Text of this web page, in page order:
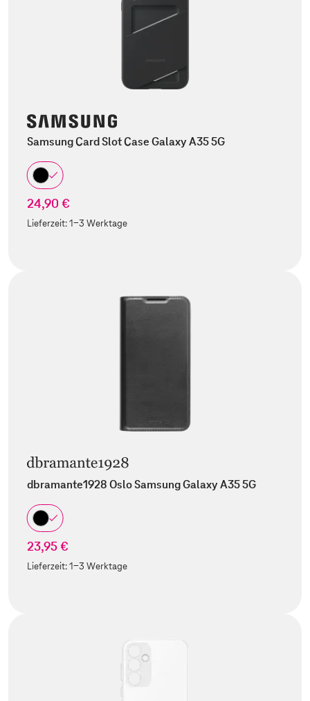
Samsung Card Slot Case Galaxy A35 5G
24,90 €
Lieferzeit:1-3 Werktage
dbramante1928 Oslo Samsung Galaxy A35 5G
23,95 €
Lieferzeit:1-3 Werktage